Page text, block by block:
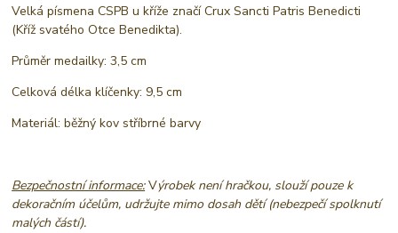
Velká písmena CSPB u kříže značí Crux Sancti Patris Benedicti
(Kříž svatého Otce Benedikta).
Průměr medailky: 3,5 cm
Celková délka klíčenky: 9,5 cm
Materiál: běžný kov stříbrné barvy
Bezpečnostní informace:Výrobek není hračkou, slouží pouze k
dekoračním účelům, udržujte mimo dosah dětí (nebezpečí spolknutí
malých částí).